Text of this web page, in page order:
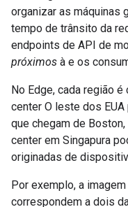
organizar as máquinas
tempo de trânsito da
endpoints de API de
próximos à e os
No Edge, cada região é
center O leste dos
que chegam de
center em Singapura
originadas de
Por exemplo, a
correspondem a dois